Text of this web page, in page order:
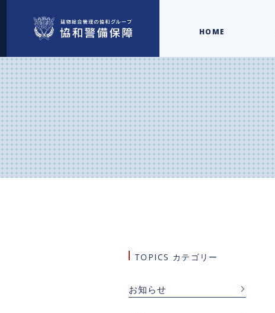
HOME
TOPICS カテゴリー
お知らせ